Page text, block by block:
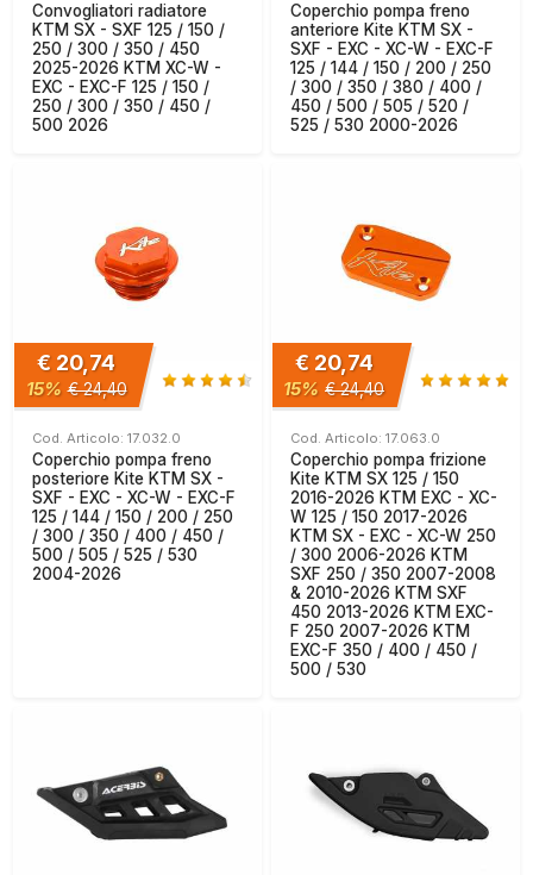
Convogliatori radiatore
KTM SX - SXF 125 / 150 /
250 / 300 / 350 / 450
2025-2026 KTM XC-W -
EXC - EXC-F 125 / 150 /
250 / 300 / 350 / 450 /
500 2026
Coperchio pompa freno
anteriore Kite KTM SX -
SXF - EXC - XC-W - EXC-F
125 / 144 / 150 / 200 / 250
/ 300 / 350 / 380 / 400 /
450 / 500 / 505 / 520 /
525 / 530 2000-2026
€ 20,74
15% € 24,40
Cod. Articolo: 17.032.0
Coperchio pompa freno
posteriore Kite KTM SX -
SXF - EXC - XC-W - EXC-F
125 / 144 / 150 / 200 / 250
/ 300 / 350 / 400 / 450 /
500 / 505 / 525 / 530
2004-2026
€ 20,74
15% € 24,40
Cod. Articolo: 17.063.0
Coperchio pompa frizione
Kite KTM SX 125 / 150
2016-2026 KTM EXC - XC-
W 125 / 150 2017-2026
KTM SX - EXC - XC-W 250
/ 300 2006-2026 KTM
SXF 250 / 350 2007-2008
& 2010-2026 KTM SXF
450 2013-2026 KTM EXC-
F 250 2007-2026 KTM
EXC-F 350 / 400 / 450 /
500 / 530